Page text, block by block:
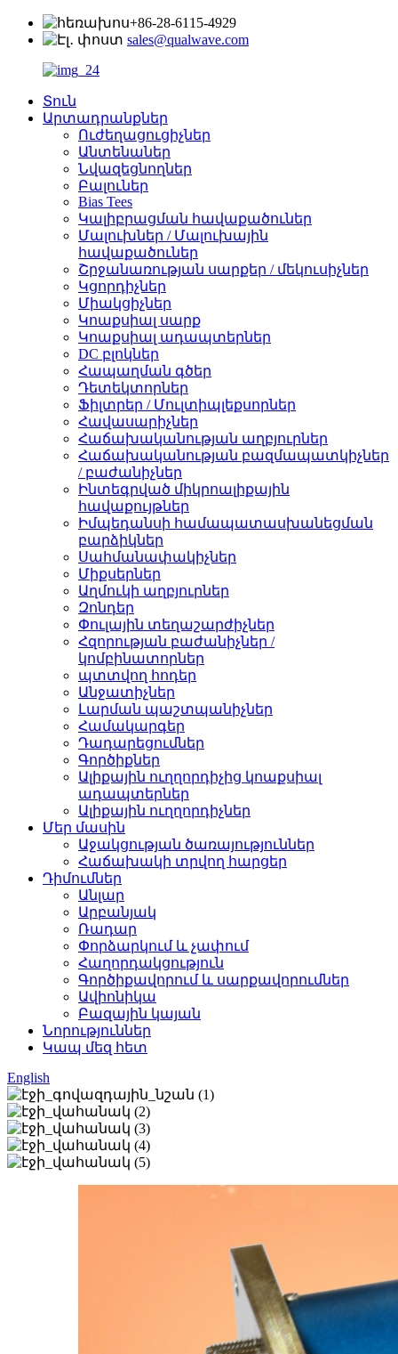
+86-28-6115-4929
sales@qualwave.com
Տուն
Արտադրանքներ
Ուժեղացուցիչներ
Անտենաներ
Նվազեցնողներ
Բալուներ
Bias Tees
Կալիբրացման հավաքածուներ
Մալուխներ / Մալուխային
հավաքածուներ
Շրջանառության սարքեր / մեկուսիչներ
Կցորդիչներ
Միակցիչներ
Կոաքսիալ սարք
Կոաքսիալ ադապտերներ
DC բլոկներ
Հապաղման գծեր
Դետեկտորներ
Ֆիլտրեր / Մուլտիպլեքսորներ
Հավասարիչներ
Հաճախականության աղբյուրներ
Հաճախականության բազմապատկիչներ
/ բաժանիչներ
Ինտեգրված միկրոալիքային
հավաքույթներ
Իմպեդանսի համապատասխանեցման
բարձիկներ
Սահմանափակիչներ
Միքսերներ
Աղմուկի աղբյուրներ
Զոնդեր
Փուլային տեղաշարժիչներ
Հզորության բաժանիչներ /
կոմբինատորներ
պտտվող հոդեր
Անջատիչներ
Լարման պաշտպանիչներ
Համակարգեր
Դադարեցումներ
Գործիքներ
Ալիքային ուղղորդիչից կոաքսիալ
ադապտերներ
Ալիքային ուղղորդիչներ
Մեր մասին
Աջակցության ծառայություններ
Հաճախակի տրվող հարցեր
Դիմումներ
Անլար
Արբանյակ
Ռադար
Փորձարկում և չափում
Հաղորդակցություն
Գործիքավորում և սարքավորումներ
Ավիոնիկա
Բազային կայան
Նորություններ
Կապ մեզ հետ
English